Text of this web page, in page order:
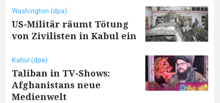
Washington (dpa)
US-Militär räumt Tötung
von Zivilisten in Kabul ein
Kabul (dpa)
Taliban in TV-Shows:
Afghanistans neue
Medienwelt